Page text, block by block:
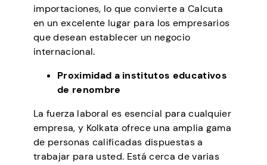
importaciones, lo que convierte a Calcuta
en un excelente lugar para los empresarios
que desean establecer un negocio
internacional.
Proximidad a institutos educativos
de renombre
La fuerza laboral es esencial para cualquier
empresa, y Kolkata ofrece una amplia gama
de personas calificadas dispuestas a
trabajar para usted. Está cerca de varias